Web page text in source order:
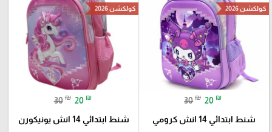
كولكشن 2026
30 ₪ 20 ₪
شنط ابتدائي 14 انش كرومي
كولكشن 2026
30 ₪ 20 ₪
شنط ابتدائي 14 انش يونيكورن